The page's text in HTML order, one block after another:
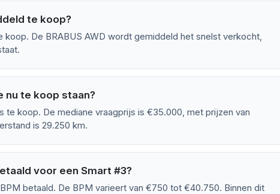
te koop?
De BRABUS AWD wordt gemiddeld het snelst verkocht,
nu te koop staan?
te koop. De mediane vraagprijs is €35.000, met prijzen van
is 29.250 km.
voor een Smart #3?
betaald. De BPM varieert van €750 tot €40.750. Binnen dit